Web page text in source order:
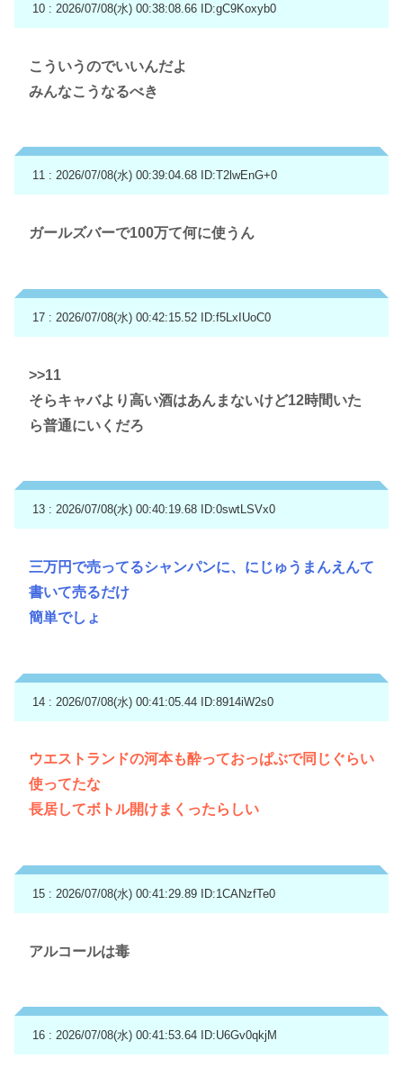
10 : 2026/07/08(水) 00:38:08.66 ID:gC9Koxyb0
こういうのでいいんだよ
みんなこうなるべき
11 : 2026/07/08(水) 00:39:04.68 ID:T2lwEnG+0
ガールズバーで100万て何に使うん
17 : 2026/07/08(水) 00:42:15.52 ID:f5LxIUoC0
>>11
そらキャバより高い酒はあんまないけど12時間いた
ら普通にいくだろ
13 : 2026/07/08(水) 00:40:19.68 ID:0swtLSVx0
三万円で売ってるシャンパンに、にじゅうまんえんて
書いて売るだけ
簡単でしょ
14 : 2026/07/08(水) 00:41:05.44 ID:8914iW2s0
ウエストランドの河本も酔っておっぱぶで同じぐらい
使ってたな
長居してボトル開けまくったらしい
15 : 2026/07/08(水) 00:41:29.89 ID:1CANzfTe0
アルコールは毒
16 : 2026/07/08(水) 00:41:53.64 ID:U6Gv0qkjM